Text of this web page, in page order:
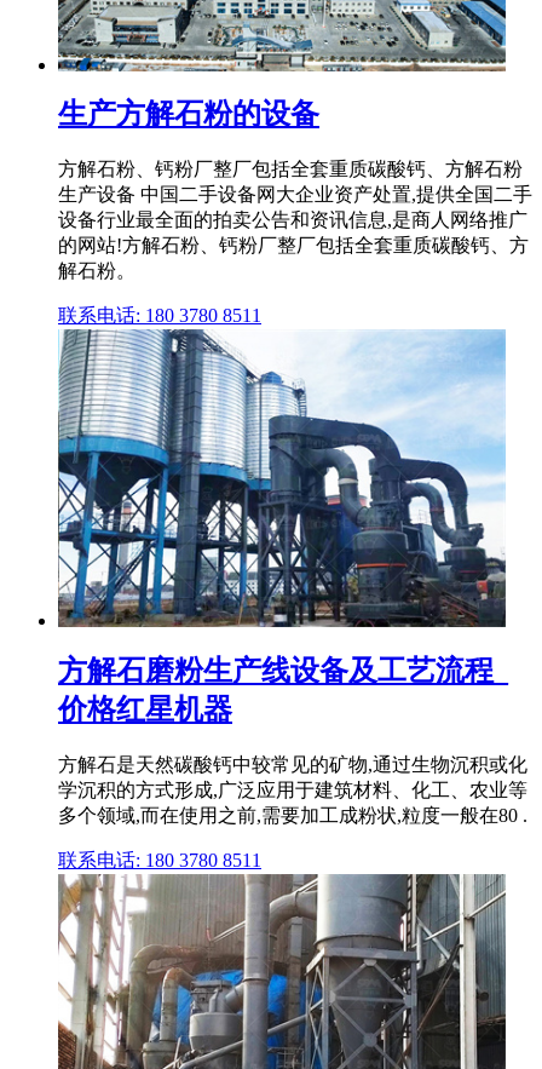
生产方解石粉的设备
方解石粉、钙粉厂整厂包括全套重质碳酸钙、方解石粉
生产设备 中国二手设备网大企业资产处置,提供全国二手
设备行业最全面的拍卖公告和资讯信息,是商人网络推广
的网站!方解石粉、钙粉厂整厂包括全套重质碳酸钙、方
解石粉。
联系电话: 180 3780 8511
方解石磨粉生产线设备及工艺流程_
价格红星机器
方解石是天然碳酸钙中较常见的矿物,通过生物沉积或化
学沉积的方式形成,广泛应用于建筑材料、化工、农业等
多个领域,而在使用之前,需要加工成粉状,粒度一般在80 .
联系电话: 180 3780 8511